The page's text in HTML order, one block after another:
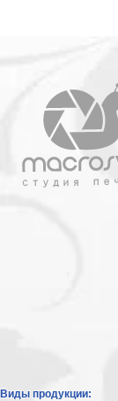
Виды продукции: